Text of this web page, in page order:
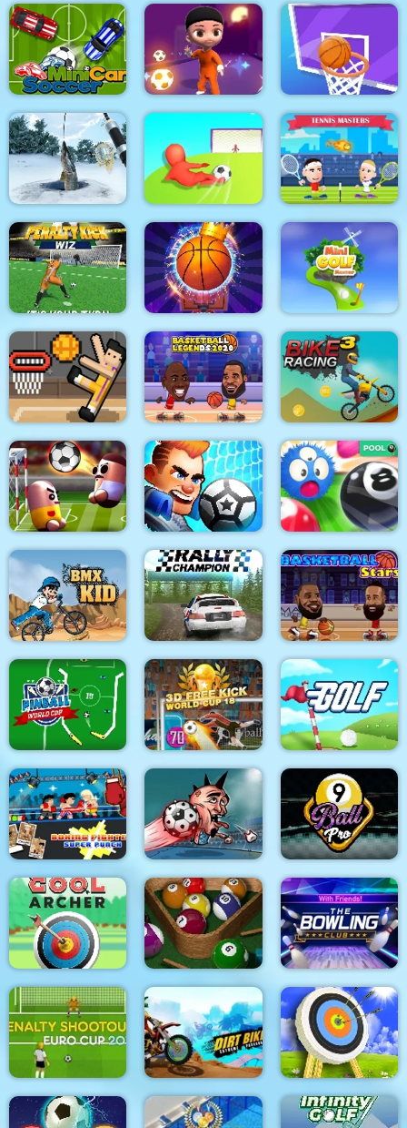
Stick Soccer 3D Robot Wars
Minicars Soccer Magic Soccer Basketball Challenge
Ice Fishing Crazy Kick! Tennis Masters
Penalty Kick Wiz Basketball Kings 2022 Minigolf Master
Basket Random
Basketball Legends
2020
Bike Racing 3
Pill Soccer Football Brawl Pool 8
BMX Kid Rally Champion Basketball Stars
Pinball World Cup
3D Free Kick World
Cup 18
Golf
Boxing fighter :
Super punch
Puppet Football
Fighters
9 Ball Pro
Cool Archer Pro Billiards The Bowling Club